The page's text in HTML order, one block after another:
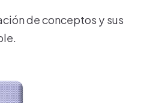
de conceptos y sus